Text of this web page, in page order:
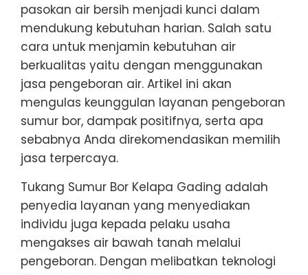
pasokan air bersih menjadi kunci dalam
mendukung kebutuhan harian. Salah satu
cara untuk menjamin kebutuhan air
berkualitas yaitu dengan menggunakan
jasa pengeboran air. Artikel ini akan
mengulas keunggulan layanan pengeboran
sumur bor, dampak positifnya, serta apa
sebabnya Anda direkomendasikan memilih
jasa terpercaya.
Tukang Sumur Bor Kelapa Gading adalah
penyedia layanan yang menyediakan
individu juga kepada pelaku usaha
mengakses air bawah tanah melalui
pengeboran. Dengan melibatkan teknologi